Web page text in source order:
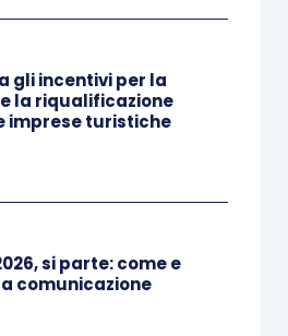
in F24 anche in unica
, la quota residua di
ripartita in5 quote annuali
).
gli incentivi per la
la riqualificazione
imprese turistiche
si parte: come e
comunicazione